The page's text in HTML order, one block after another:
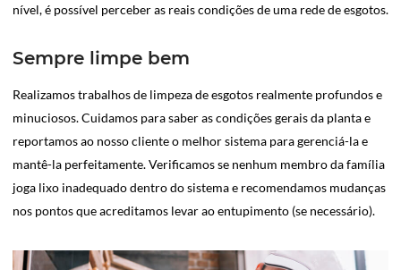
nível, é possível perceber as reais condições de uma rede de esgotos.
Sempre limpe bem
Realizamos trabalhos de limpeza de esgotos realmente profundos e
minuciosos. Cuidamos para saber as condições gerais da planta e
reportamos ao nosso cliente o melhor sistema para gerenciá-la e
mantê-la perfeitamente. Verificamos se nenhum membro da família
joga lixo inadequado dentro do sistema e recomendamos mudanças
nos pontos que acreditamos levar ao entupimento (se necessário).